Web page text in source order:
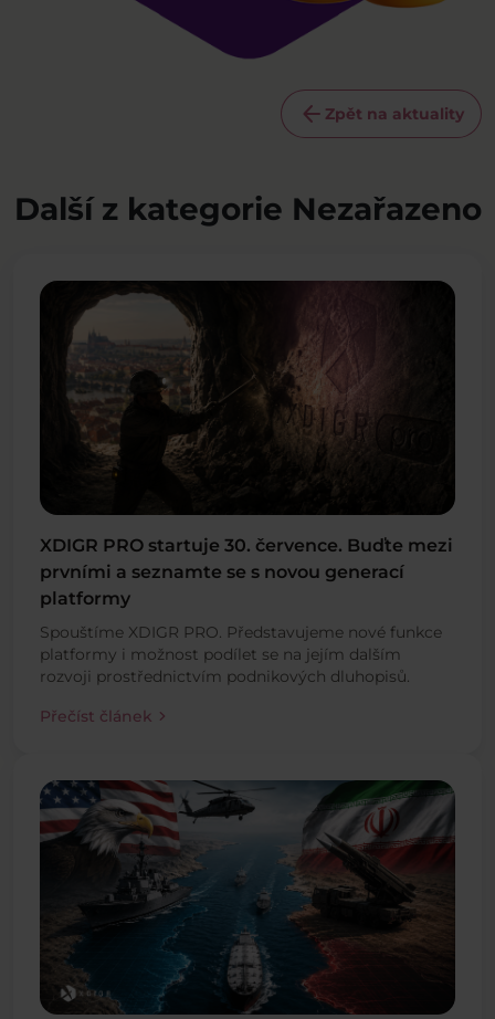
arrow_back Zpět na aktuality
Další z kategorie Nezařazeno
XDIGR PRO startuje 30. července. Buďte mezi
prvními a seznamte se s novou generací
platformy
Spouštíme XDIGR PRO. Představujeme nové funkce
platformy i možnost podílet se na jejím dalším
rozvoji prostřednictvím podnikových dluhopisů.
Přečíst článek chevron_right